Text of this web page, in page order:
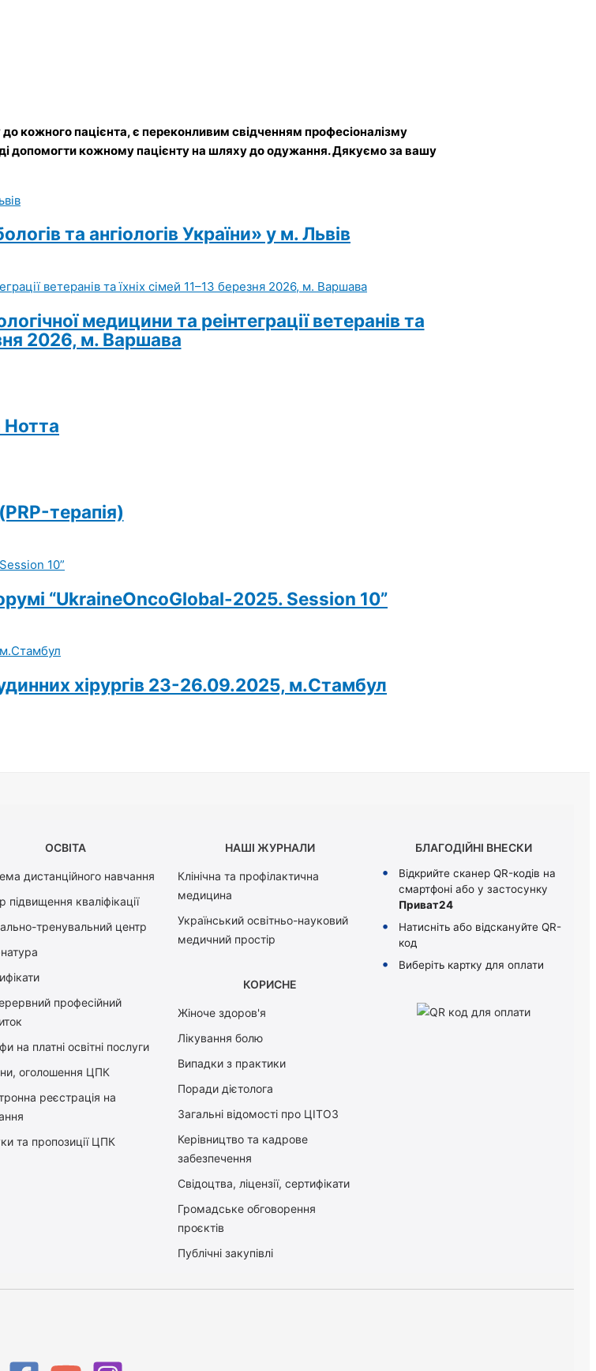
кожного пацієнта, є переконливим свідченням професіоналізму
допомогти кожному пацієнту на шляху до одужання. Дякуємо за вашу
та ангіологів України» у м. Львів
медицини та реінтеграції ветеранів та
2026, м. Варшава
терапія)
“UkraineOncoGlobal-2025. Session 10”
хірургів 23-26.09.2025, м.Стамбул
ОСВІТА
дистанційного навчання
підвищення кваліфікації
тренувальний центр
професійний
на платні освітні послуги
оголошення ЦПК
реєстрація на
та пропозиції ЦПК
НАШІ ЖУРНАЛИ
Клінічна та профілактична
медицина
Український освітньо-науковий
медичний простір
КОРИСНЕ
Жіноче здоров'я
Лікування болю
Випадки з практики
Поради дієтолога
Загальні відомості про ЦІТОЗ
Керiвництво та кадрове
забезпечення
Свідоцтва, ліцензії, сертифікати
Громадське обговорення
проєктів
Публічні закупівлі
БЛАГОДІЙНІ ВНЕСКИ
Відкрийте сканер QR-кодів на
смартфоні або у застосунку
Приват24
Натисніть або відскануйте QR-
код
Виберіть картку для оплати